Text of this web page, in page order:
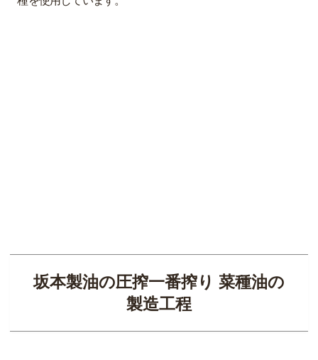
坂本製油の圧搾一番搾り 菜種油の
製造工程